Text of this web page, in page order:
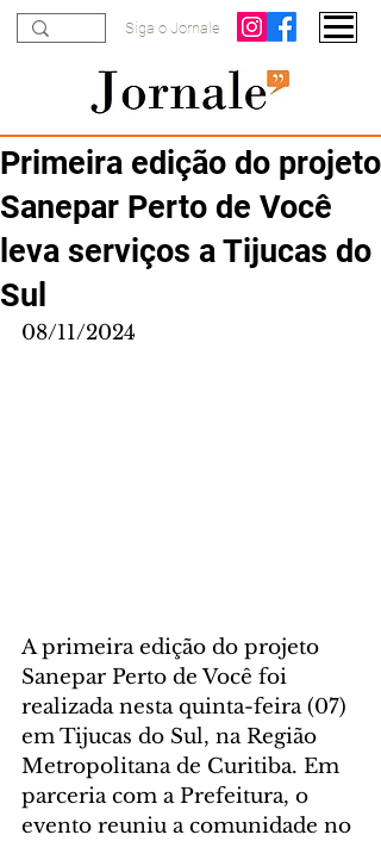
Siga o Jornale
Primeira edição do projeto
Sanepar Perto de Você
leva serviços a Tijucas do
Sul
08/11/2024
A primeira edição do projeto
Sanepar Perto de Você foi
realizada nesta quinta-feira (07)
em Tijucas do Sul, na Região
Metropolitana de Curitiba. Em
parceria com a Prefeitura, o
evento reuniu a comunidade no